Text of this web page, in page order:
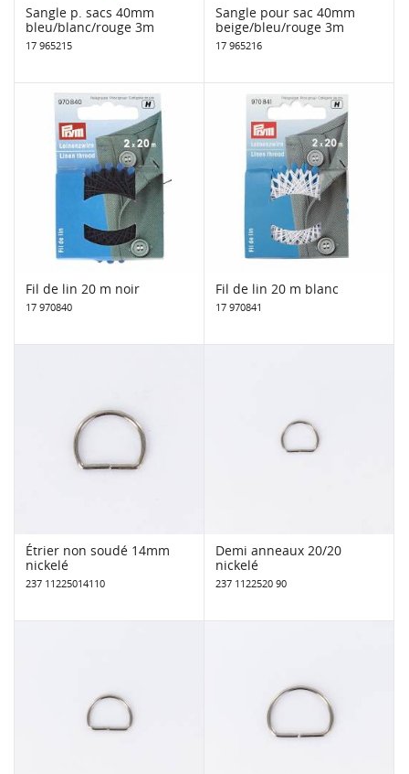
Sangle p. sacs 40mm
bleu/blanc/rouge 3m
17 965215
Sangle pour sac 40mm
beige/bleu/rouge 3m
17 965216
Fil de lin 20 m noir
17 970840
Fil de lin 20 m blanc
17 970841
Étrier non soudé 14mm
nickelé
237 11225014110
Demi anneaux 20/20
nickelé
237 1122520 90